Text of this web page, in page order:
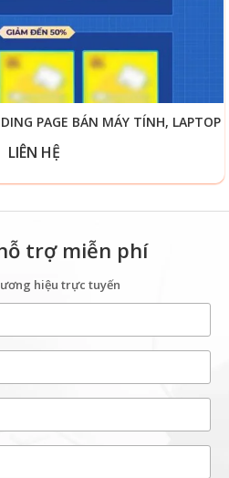
PAGE BÁN MÁY TÍNH, LAPTOP
LIÊN HỆ
trợ miễn phí
hiệu trực tuyến